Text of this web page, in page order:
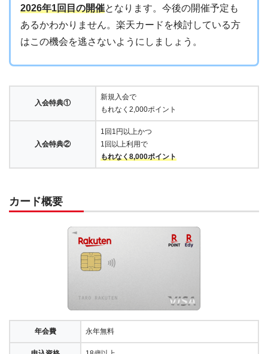
2026年1回目の開催となります。今後の開催予定も
あるかわかりません。楽天カードを検討している方
はこの機会を逃さないようにしましょう。
入会特典①
新規入会で
もれなく2,000ポイント
入会特典②
1回1円以上かつ
1回以上利用で
もれなく8,000ポイント
カード概要
年会費 永年無料